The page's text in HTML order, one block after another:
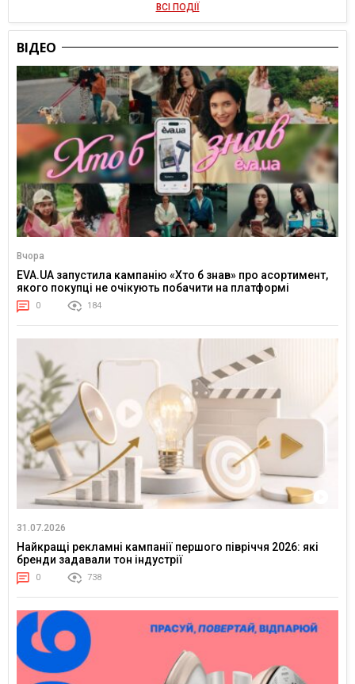
ВСІ ПОДІЇ
ВІДЕО
Вчора
EVA.UA запустила кампанію «Хто б знав» про асортимент,
якого покупці не очікують побачити на платформі
0 184
31.07.2026
Найкращі рекламні кампанії першого півріччя 2026: які
бренди задавали тон індустрії
0 738